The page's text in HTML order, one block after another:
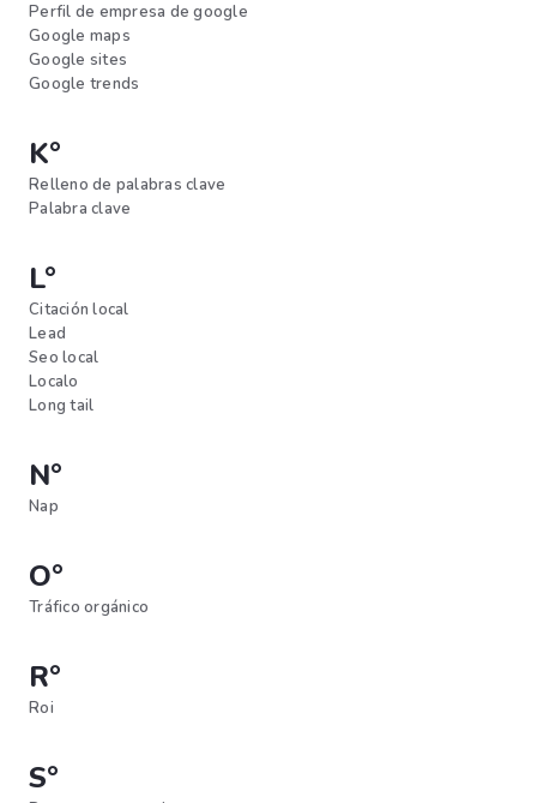
Perfil de empresa de google
Google maps
Google sites
Google trends
K°
Relleno de palabras clave
Palabra clave
L°
Citación local
Lead
Seo local
Localo
Long tail
N°
Nap
O°
Tráfico orgánico
R°
Roi
S°